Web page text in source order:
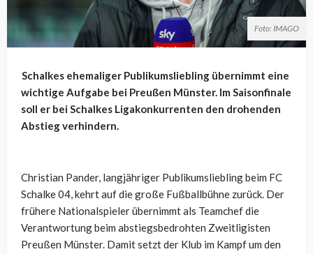
Foto: IMAGO
Schalkes ehemaliger Publikumsliebling übernimmt eine
wichtige Aufgabe bei Preußen Münster. Im Saisonfinale
soll er bei Schalkes Ligakonkurrenten den drohenden
Abstieg verhindern.
Christian Pander, langjähriger Publikumsliebling beim FC
Schalke 04, kehrt auf die große Fußballbühne zurück. Der
frühere Nationalspieler übernimmt als Teamchef die
Verantwortung beim abstiegsbedrohten Zweitligisten
Preußen Münster. Damit setzt der Klub im Kampf um den